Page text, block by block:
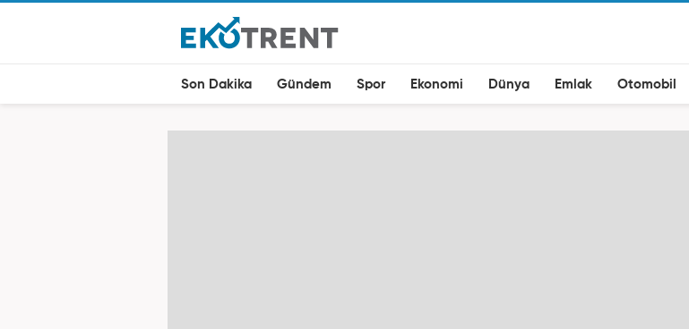
Son Dakika Gündem Spor Ekonomi Dünya Emlak Otomobil